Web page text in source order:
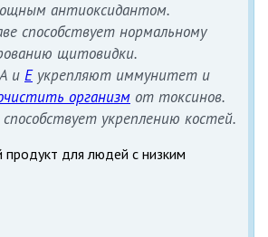
антиоксидантом.
способствует нормальному
щитовидки.
и Еукрепляют иммунитет и
организм от токсинов.
укреплению костей.
для людей с низким